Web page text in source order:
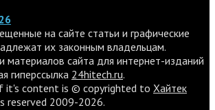
на сайте статьи и графические
их законным владельцам.
материалов сайта для интернет-изданий
гиперссылка 24hitech.ru.
it's content is © copyrighted to Хайтек
reserved 2009-2026.